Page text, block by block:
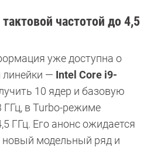
частотой до 4,5
уже доступна о
линейки — Intel Core i9-
10 ядер и базовую
ГГц, в Turbo-режиме
ГГц. Его анонс ожидается
модельный ряд и